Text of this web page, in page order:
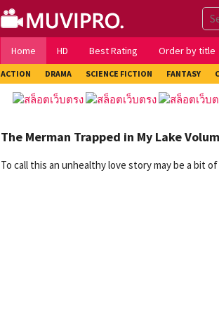
Home HD Best Rating Order by title
ACTION DRAMA SCIENCE FICTION FANTASY
The Merman Trapped in My Lake
To call this an unhealthy love story may be a bit